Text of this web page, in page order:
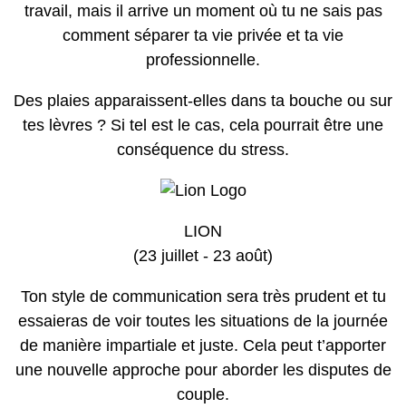
travail, mais il arrive un moment où tu ne sais pas
comment séparer ta vie privée et ta vie
professionnelle.
Des plaies apparaissent-elles dans ta bouche ou sur
tes lèvres ? Si tel est le cas, cela pourrait être une
conséquence du stress.
LION
(23 juillet - 23 août)
Ton style de communication sera très prudent et tu
essaieras de voir toutes les situations de la journée
de manière impartiale et juste. Cela peut t’apporter
une nouvelle approche pour aborder les disputes de
couple.